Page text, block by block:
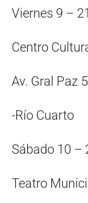
Viernes 9 –
Centro
Av. Gral Paz
-Río Cuarto
Sábado 10 –
Teatro